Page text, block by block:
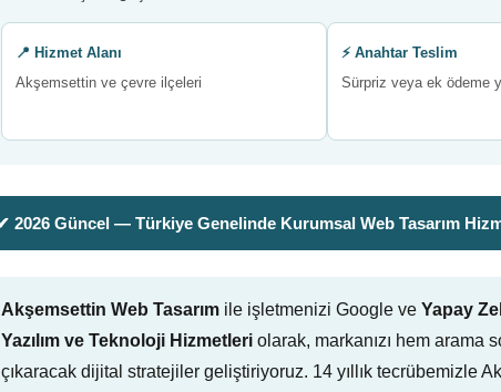
📍 Hizmet Alanı
Akşemsettin ve çevre ilçeleri
⚡ Anahtar Teslim
Sürpriz veya ek ödeme
2026 Güncel — Türkiye Genelinde Kurumsal Web Tasarım
Akşemsettin Web Tasarım ile işletmenizi Google ve Yapay
Yazılım ve Teknoloji Hizmetleri olarak, markanızı hem arama
çıkaracak dijital stratejiler geliştiriyoruz. 14 yıllık tecrübemizle